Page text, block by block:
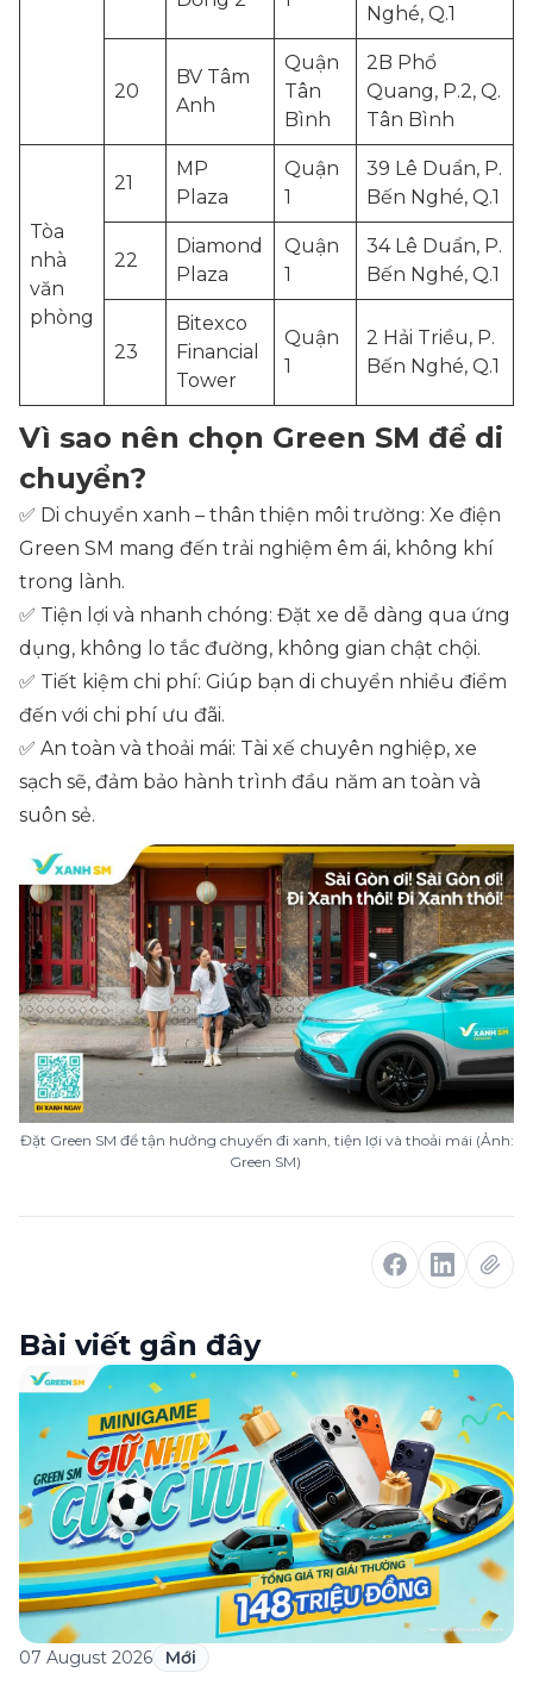
Nghé, Q.1
20
BV Tâm
Anh
Quận
Tân
Bình
2B Phổ
Quang, P.2, Q.
Tân Bình
Tòa
nhà
văn
phòng
21
MP
Plaza
Quận
1
39 Lê Duẩn, P.
Bến Nghé, Q.1
22
Diamond
Plaza
Quận
1
34 Lê Duẩn, P.
Bến Nghé, Q.1
23
Bitexco
Financial
Tower
Quận
1
2 Hải Triều, P.
Bến Nghé, Q.1
Vì sao nên chọn Green SM để di
chuyển?
✅ Di chuyển xanh – thân thiện môi trường: Xe điện
Green SM mang đến trải nghiệm êm ái, không khí
trong lành.
✅ Tiện lợi và nhanh chóng: Đặt xe dễ dàng qua ứng
dụng, không lo tắc đường, không gian chật chội.
✅ Tiết kiệm chi phí: Giúp bạn di chuyển nhiều điểm
đến với chi phí ưu đãi.
✅ An toàn và thoải mái: Tài xế chuyên nghiệp, xe
sạch sẽ, đảm bảo hành trình đầu năm an toàn và
suôn sẻ.
Đặt Green SM để tận hưởng chuyến đi xanh, tiện lợi và thoải mái (Ảnh:
Green SM)
Bài viết gần đây
07 August 2026 Mới